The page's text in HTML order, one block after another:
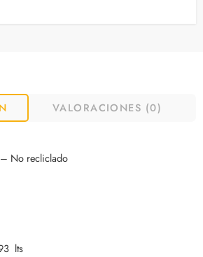
VALORACIONES (0)
No recliclado
lts